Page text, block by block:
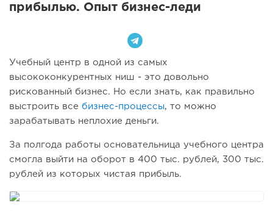
прибылью. Опыт бизнес-леди
Учебный центр в одной из самых
высококонкурентных ниш - это довольно
рискованный бизнес. Но если знать, как правильно
выстроить все бизнес-процессы, то можно
зарабатывать неплохие деньги.
За полгода работы основательница учебного центра
смогла выйти на оборот в 400 тыс. рублей, 300 тыс.
рублей из которых чистая прибыль.